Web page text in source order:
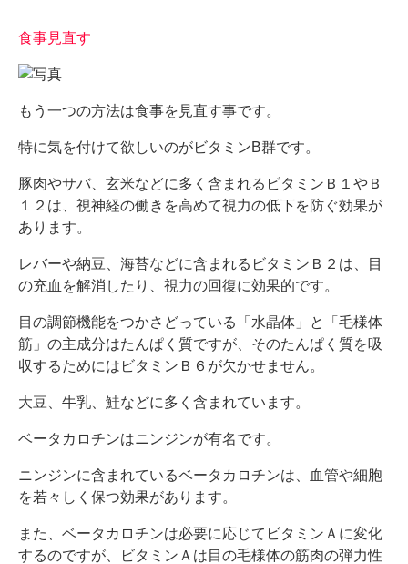
食事見直す
もう一つの方法は食事を見直す事です。
特に気を付けて欲しいのがビタミンB群です。
豚肉やサバ、玄米などに多く含まれるビタミンＢ１やＢ
１２は、視神経の働きを高めて視力の低下を防ぐ効果が
あります。
レバーや納豆、海苔などに含まれるビタミンＢ２は、目
の充血を解消したり、視力の回復に効果的です。
目の調節機能をつかさどっている「水晶体」と「毛様体
筋」の主成分はたんぱく質ですが、そのたんぱく質を吸
収するためにはビタミンＢ６が欠かせません。
大豆、牛乳、鮭などに多く含まれています。
ベータカロチンはニンジンが有名です。
ニンジンに含まれているベータカロチンは、血管や細胞
を若々しく保つ効果があります。
また、ベータカロチンは必要に応じてビタミンＡに変化
するのですが、ビタミンＡは目の毛様体の筋肉の弾力性